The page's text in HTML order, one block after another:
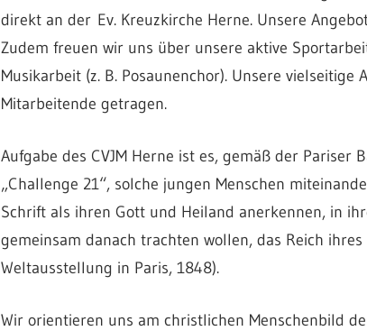
direkt an der Ev. Kreuzkirche Herne. Unsere
Zudem freuen wir uns über unsere aktive
Musikarbeit (z. B. Posaunenchor). Unsere
Mitarbeitende getragen.
Aufgabe des CVJM Herne ist es, gemäß der
„Challenge 21“, solche jungen Menschen
Schrift als ihren Gott und Heiland anerkennen, in
gemeinsam danach trachten wollen, das Reich
Weltausstellung in Paris, 1848).
Wir orientieren uns am christlichen Menschenbild